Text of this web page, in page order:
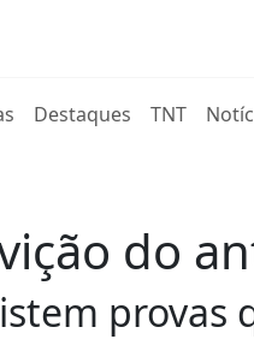
Destaques TNT
do